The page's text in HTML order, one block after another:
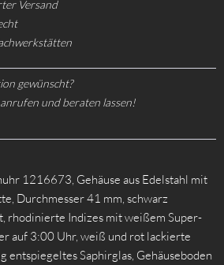
Versand
gewünscht?
und beraten lassen!
1216673, Gehäuse aus Edelstahl mit
Durchmesser 41 mm, schwarz
rhodinierte Indizes mit weißem Super-
auf 3:00 Uhr, weiß und rot lackierte
entspiegeltes Saphirglas, Gehäuseboden